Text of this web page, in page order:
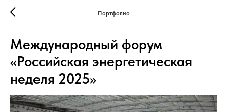
Портфолио
Международный форум
«Российская энергетическая
неделя 2025»